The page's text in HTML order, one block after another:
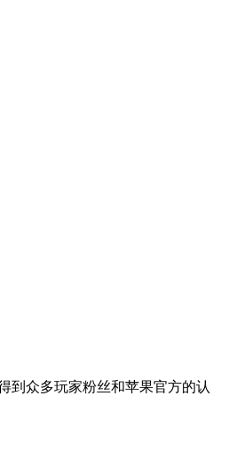
到众多玩家粉丝和苹果官方的认